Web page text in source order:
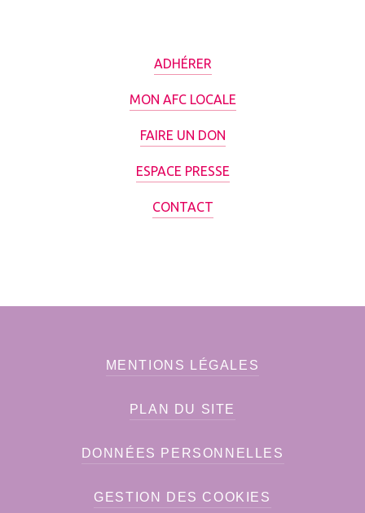
ADHÉRER
MON AFC LOCALE
FAIRE UN DON
ESPACE PRESSE
CONTACT
MENTIONS LÉGALES
PLAN DU SITE
DONNÉES PERSONNELLES
GESTION DES COOKIES